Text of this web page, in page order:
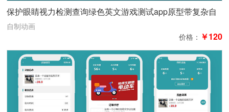
保护眼睛视力检测查询绿色英文游戏测试app原型带复杂自
制动画
自制动画
价格： ￥120